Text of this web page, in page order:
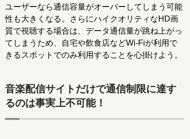
ユーザーなら通信容量がオーバーしてしまう可能
性も大きくなる。さらにハイクオリティなHD画
質で視聴する場合は、データ通信量が跳ね上がっ
てしまうため、自宅や飲食店などWi-Fiが利用で
きるスポットでのみ利用することを心掛けよう。
音楽配信サイトだけで通信制限に達す
るのは事実上不可能！